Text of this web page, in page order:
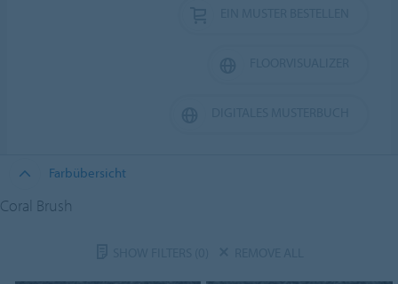
Farbübersicht
Coral Brush